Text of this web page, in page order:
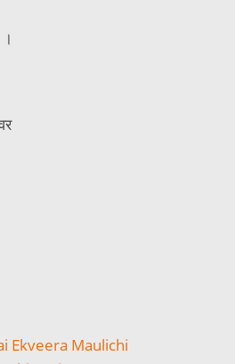
Ekveera Maulichi